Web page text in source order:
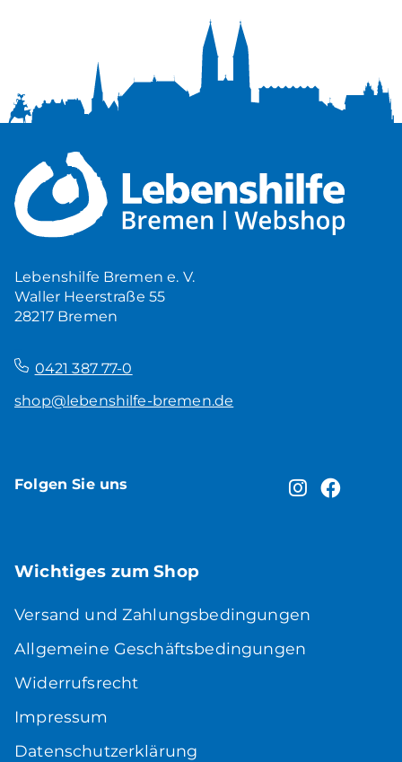
Lebenshilfe Bremen e. V.
Waller Heerstraße 55
28217 Bremen
0421 387 77-0
shop@lebenshilfe-bremen.de
Folgen Sie uns
Wichtiges zum Shop
Versand und Zahlungsbedingungen
Allgemeine Geschäftsbedingungen
Widerrufsrecht
Impressum
Datenschutzerklärung